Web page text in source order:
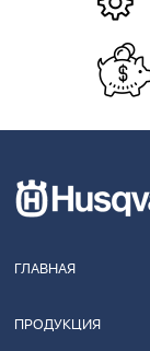
ГЛАВНАЯ
ПРОДУКЦИЯ